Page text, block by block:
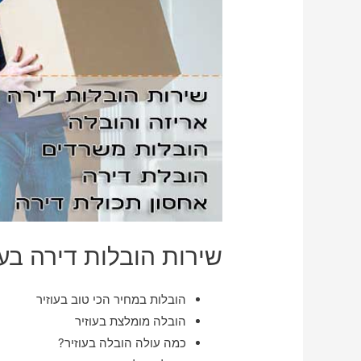
שירות הובלות דירה
הובלות במחיר הכי טוב בעוזיר
הובלה מומלצת בעוזיר
כמה עולה הובלה בעוזיר?